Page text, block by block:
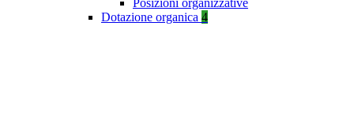
Posizioni organizzative
Dotazione organica 4